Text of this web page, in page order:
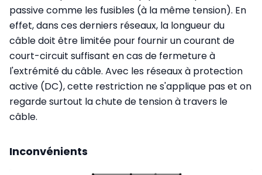
passive comme les fusibles (à la même tension). En
effet, dans ces derniers réseaux, la longueur du
câble doit être limitée pour fournir un courant de
court-circuit suffisant en cas de fermeture à
l'extrémité du câble. Avec les réseaux à protection
active (DC), cette restriction ne s'applique pas et on
regarde surtout la chute de tension à travers le
câble.
Inconvénients